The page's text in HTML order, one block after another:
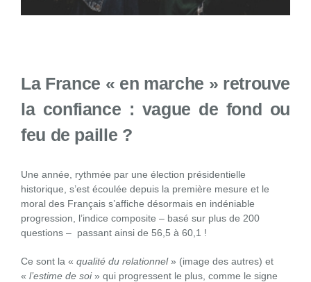
La France « en marche » retrouve
la confiance : vague de fond ou
feu de paille ?
Une année, rythmée par une élection présidentielle
historique, s’est écoulée depuis la première mesure et le
moral des Français s’affiche désormais en indéniable
progression, l’indice composite – basé sur plus de 200
questions – passant ainsi de 56,5 à 60,1 !
Ce sont la « qualité du relationnel» (image des autres) et
« l’estime de soi» qui progressent le plus, comme le signe